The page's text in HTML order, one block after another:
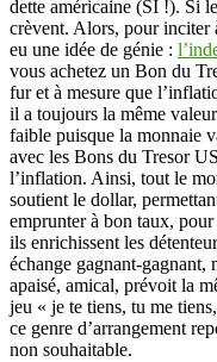
dette américaine (SI !). Si
crèvent. Alors, pour inciter
eu une idée de génie :
vous achetez un Bon du
fur et à mesure que
il a toujours la même
faible puisque la monnaie
avec les Bons du Tresor
l’inflation. Ainsi, tout le
soutient le dollar,
emprunter à bon taux,
ils enrichissent les
échange gagnant-
apaisé, amical, prévoit la
jeu « je te tiens, tu me
ce genre d’arrangement
non souhaitable.